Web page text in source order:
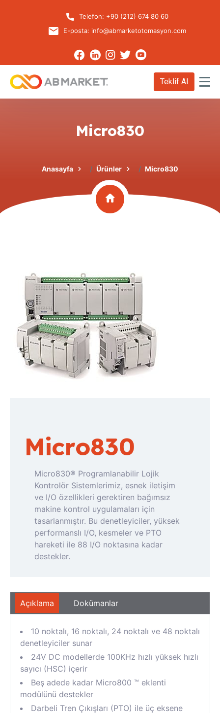
Telefon: +90 (212) 674 80 60
E-posta: info@abmarketotomasyon.com
Teklif Al
Micro830
Anasayfa Ürünler Micro830
Micro830
Micro830® Programlanabilir Lojik
Kontrolör Sistemlerimiz, esnek iletişim
ve I/O özellikleri gerektiren bağımsız
makine kontrol uygulamaları için
tasarlanmıştır. Bu denetleyiciler, yüksek
performanslı I/O, kesmeler ve PTO
hareketi ile 88 I/O noktasına kadar
destekler.
Açıklama Dokümanlar
10 noktalı, 16 noktalı, 24 noktalı ve 48 noktalı
denetleyiciler sunar
24V DC modellerde 100KHz hızlı yüksek hızlı
sayıcı (HSC) içerir
Beş adede kadar Micro800 ™ eklenti
modülünü destekler
Darbeli Tren Çıkışları (PTO) ile üç eksene